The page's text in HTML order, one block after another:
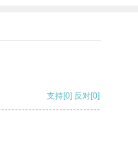
支持[0] 反对[0]